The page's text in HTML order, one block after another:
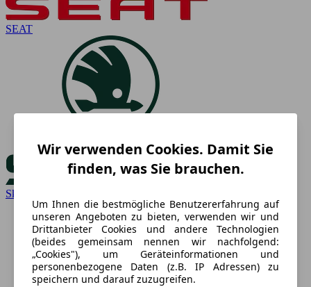
Wir verwenden Cookies. Damit Sie
finden, was Sie brauchen.
Um Ihnen die bestmögliche Benutzererfahrung auf
unseren Angeboten zu bieten, verwenden wir und
Drittanbieter Cookies und andere Technologien
(beides gemeinsam nennen wir nachfolgend:
„Cookies"), um Geräteinformationen und
personenbezogene Daten (z.B. IP Adressen) zu
speichern und darauf zuzugreifen.
SEAT
Skoda